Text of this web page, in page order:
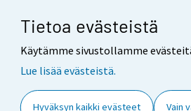
Tietoa evästeistä
Käytämme sivustollamme
Lue lisää evästeistä.
Hyväksyn kaikki evästeet Vain